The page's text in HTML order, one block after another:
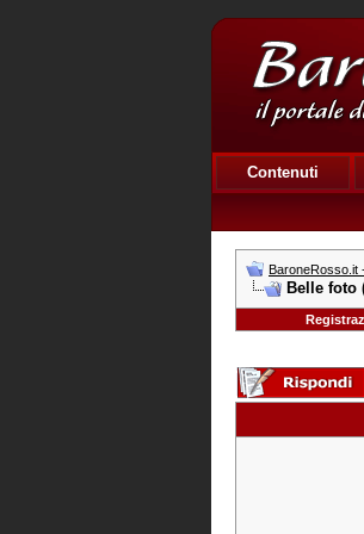
Contenuti
BaroneRosso.it
Belle foto